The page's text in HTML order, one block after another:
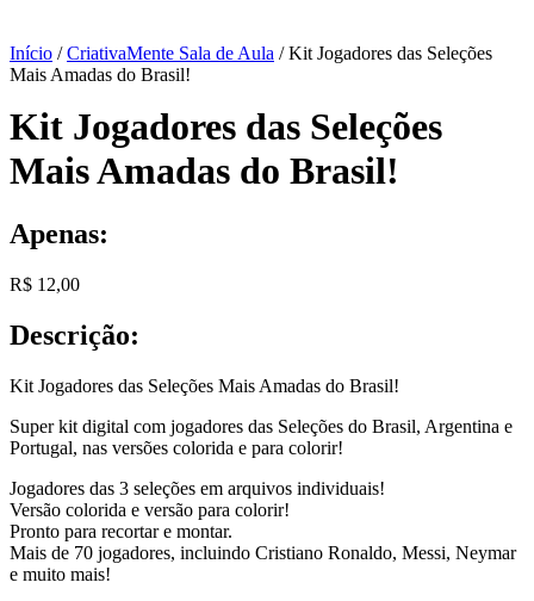
Início /CriativaMente Sala de Aula / Kit Jogadores das Seleções
Mais Amadas do Brasil!
Kit Jogadores das Seleções
Mais Amadas do Brasil!
Apenas:
R$ 12,00
Descrição:
Kit Jogadores das Seleções Mais Amadas do Brasil!
Super kit digital com jogadores das Seleções do Brasil, Argentina e
Portugal, nas versões colorida e para colorir!
Jogadores das 3 seleções em arquivos individuais!
Versão colorida e versão para colorir!
Pronto para recortar e montar.
Mais de 70 jogadores, incluindo Cristiano Ronaldo, Messi, Neymar
e muito mais!